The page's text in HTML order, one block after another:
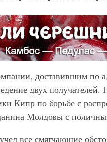
доставившим по
двух
Кипр по борьбе с
Молдовы с
все смягчающие